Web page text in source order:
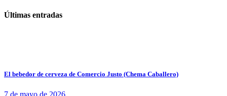
Últimas entradas
El bebedor de cerveza de Comercio Justo (Chema Caballero)
7 de mayo de 2026